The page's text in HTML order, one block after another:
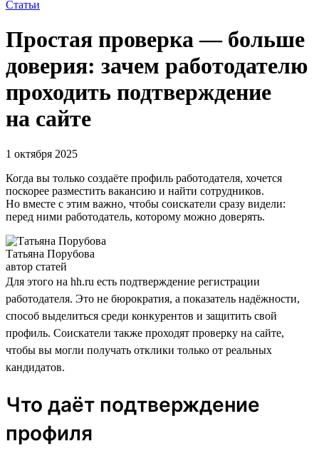
Статьи
Простая проверка — больше
доверия: зачем работодателю
проходить подтверждение
на сайте
1 октября 2025
Когда вы только создаёте профиль работодателя, хочется
поскорее разместить вакансию и найти сотрудников.
Но вместе с этим важно, чтобы соискатели сразу видели:
перед ними работодатель, которому можно доверять.
Татьяна Порубова
автор статей
Для этого на hh.ru есть подтверждение регистрации
работодателя. Это не бюрократия, а показатель надёжности,
способ выделиться среди конкурентов и защитить свой
профиль. Соискатели также проходят проверку на сайте,
чтобы вы могли получать отклики только от реальных
кандидатов.
Что даёт подтверждение
профиля